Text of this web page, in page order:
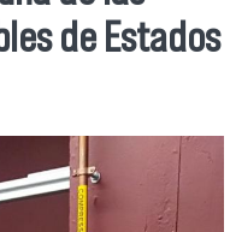
de Estados